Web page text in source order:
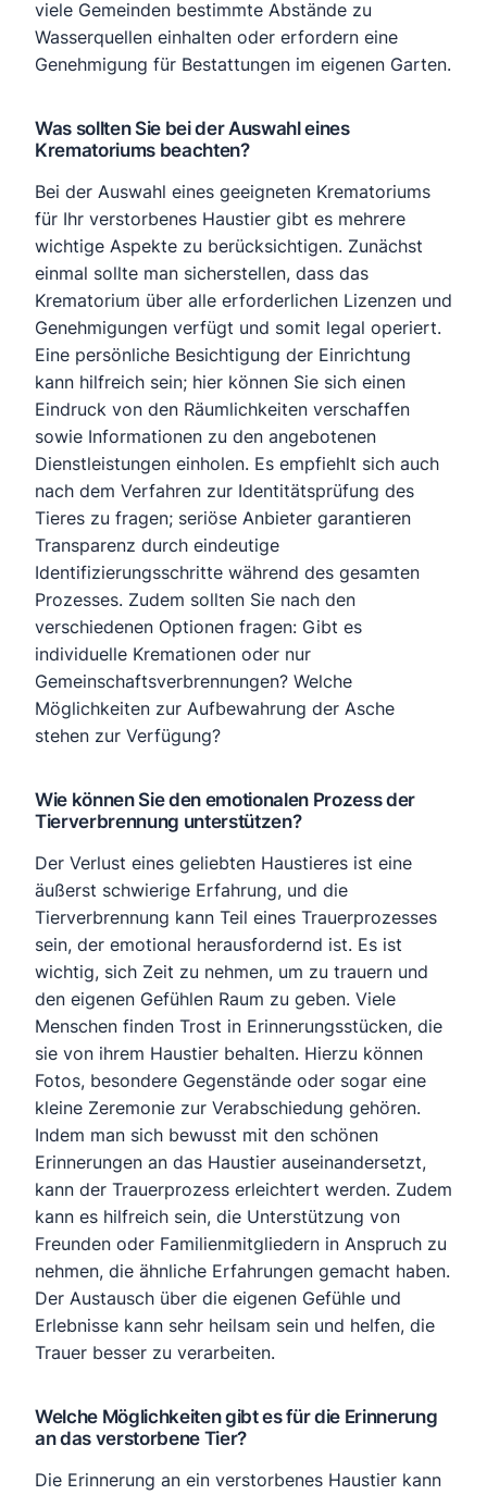
viele Gemeinden bestimmte Abstände zu
Wasserquellen einhalten oder erfordern eine
Genehmigung für Bestattungen im eigenen Garten.
Was sollten Sie bei der Auswahl eines
Krematoriums beachten?
Bei der Auswahl eines geeigneten Krematoriums
für Ihr verstorbenes Haustier gibt es mehrere
wichtige Aspekte zu berücksichtigen. Zunächst
einmal sollte man sicherstellen, dass das
Krematorium über alle erforderlichen Lizenzen und
Genehmigungen verfügt und somit legal operiert.
Eine persönliche Besichtigung der Einrichtung
kann hilfreich sein; hier können Sie sich einen
Eindruck von den Räumlichkeiten verschaffen
sowie Informationen zu den angebotenen
Dienstleistungen einholen. Es empfiehlt sich auch
nach dem Verfahren zur Identitätsprüfung des
Tieres zu fragen; seriöse Anbieter garantieren
Transparenz durch eindeutige
Identifizierungsschritte während des gesamten
Prozesses. Zudem sollten Sie nach den
verschiedenen Optionen fragen: Gibt es
individuelle Kremationen oder nur
Gemeinschaftsverbrennungen? Welche
Möglichkeiten zur Aufbewahrung der Asche
stehen zur Verfügung?
Wie können Sie den emotionalen Prozess der
Tierverbrennung unterstützen?
Der Verlust eines geliebten Haustieres ist eine
äußerst schwierige Erfahrung, und die
Tierverbrennung kann Teil eines Trauerprozesses
sein, der emotional herausfordernd ist. Es ist
wichtig, sich Zeit zu nehmen, um zu trauern und
den eigenen Gefühlen Raum zu geben. Viele
Menschen finden Trost in Erinnerungsstücken, die
sie von ihrem Haustier behalten. Hierzu können
Fotos, besondere Gegenstände oder sogar eine
kleine Zeremonie zur Verabschiedung gehören.
Indem man sich bewusst mit den schönen
Erinnerungen an das Haustier auseinandersetzt,
kann der Trauerprozess erleichtert werden. Zudem
kann es hilfreich sein, die Unterstützung von
Freunden oder Familienmitgliedern in Anspruch zu
nehmen, die ähnliche Erfahrungen gemacht haben.
Der Austausch über die eigenen Gefühle und
Erlebnisse kann sehr heilsam sein und helfen, die
Trauer besser zu verarbeiten.
Welche Möglichkeiten gibt es für die Erinnerung
an das verstorbene Tier?
Die Erinnerung an ein verstorbenes Haustier kann